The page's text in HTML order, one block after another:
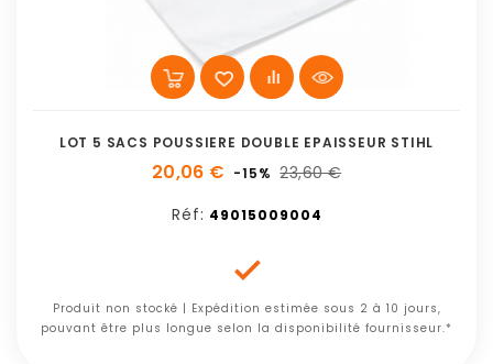
LOT 5 SACS POUSSIERE DOUBLE EPAISSEUR STIHL
20,06 € -15% 23,60 €
Réf: 49015009004

Produit non stocké | Expédition estimée sous 2 à 10 jours,
pouvant être plus longue selon la disponibilité fournisseur.*